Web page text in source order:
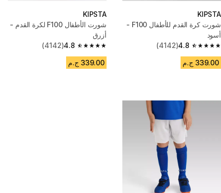
KIPSTA
شورت كرة القدم للأطفال F100 -
أسود
4.8
4.8 out of 5 stars from 4142 reviews
(4142)
339.00 ج.م
KIPSTA
شورت الأطفال F100 لكرة القدم -
أزرق
4.8
4.8 out of 5 stars from 4142 reviews
(4142)
339.00 ج.م